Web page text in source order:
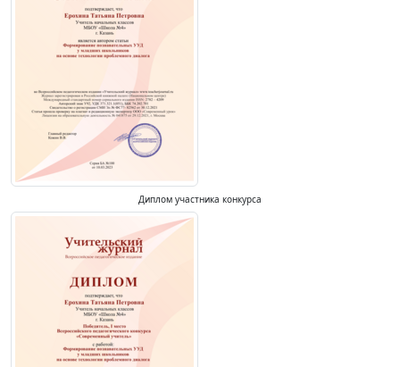
Диплом участника конкурса